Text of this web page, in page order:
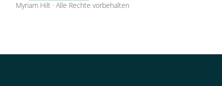
Myriam Hilt · Alle Rechte vorbehalten